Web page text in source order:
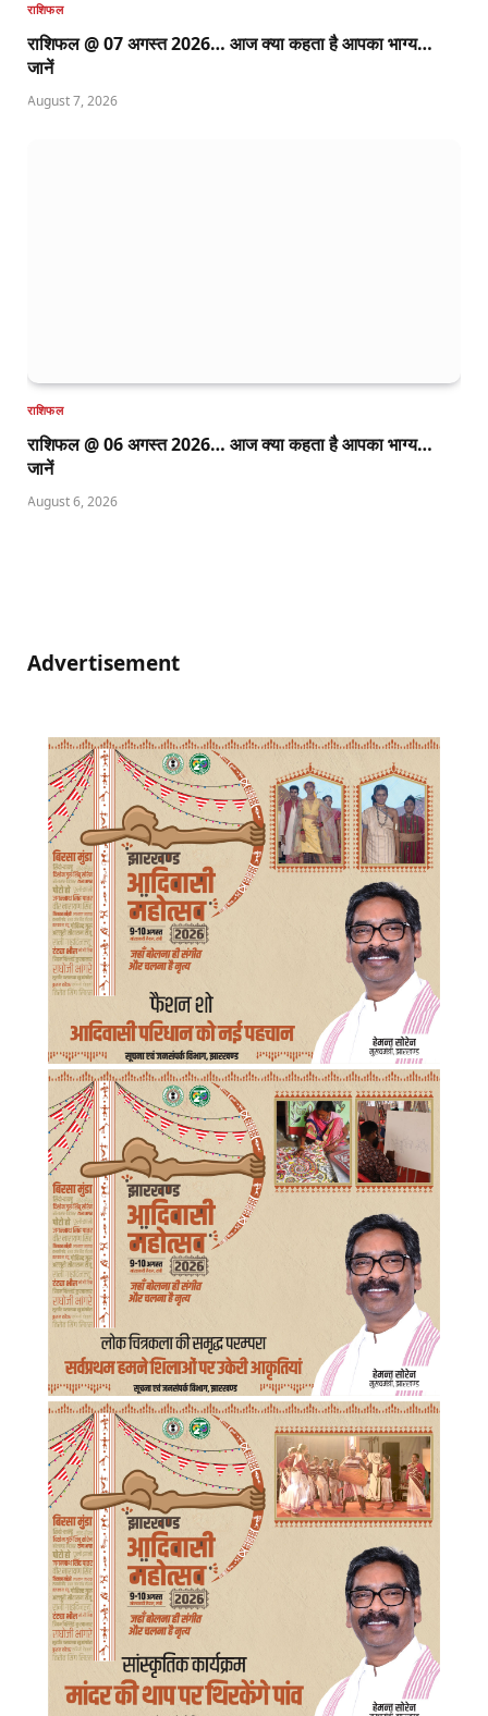
राशिफल
राशिफल @ 07 अगस्त 2026… आज क्या कहता है आपका भाग्य…
जानें
August 7, 2026
राशिफल
राशिफल @ 06 अगस्त 2026… आज क्या कहता है आपका भाग्य…
जानें
August 6, 2026
Advertisement